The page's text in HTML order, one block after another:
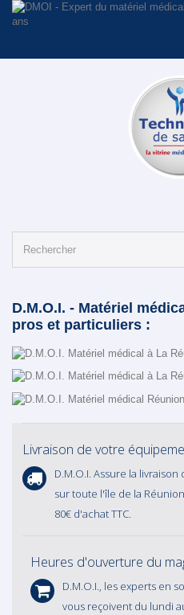
D.M.O.I. - Matériel
pros et particuliers :
Livraison de votre
D.M.O.I. Assure la livraison
sur toute l'île de la
80€ d'achat TTC.
Heures d'ouverture du
D.M.O.I., les experts en
vous reçoivent du lundi